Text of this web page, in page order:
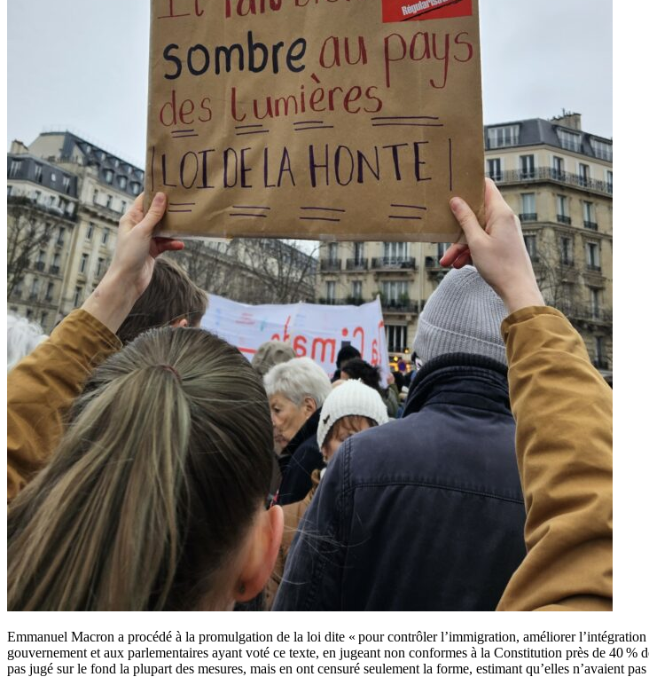
Emmanuel Macron a procédé à la promulgation de la loi dite « pour contrôler l’immigration, améliorer l’intégration
gouvernement et aux parlementaires ayant voté ce texte, en jugeant non conformes à la Constitution près de 40%
pas jugé sur le fond la plupart des mesures, mais en ont censuré seulement la forme, estimant qu’elles n’avaient